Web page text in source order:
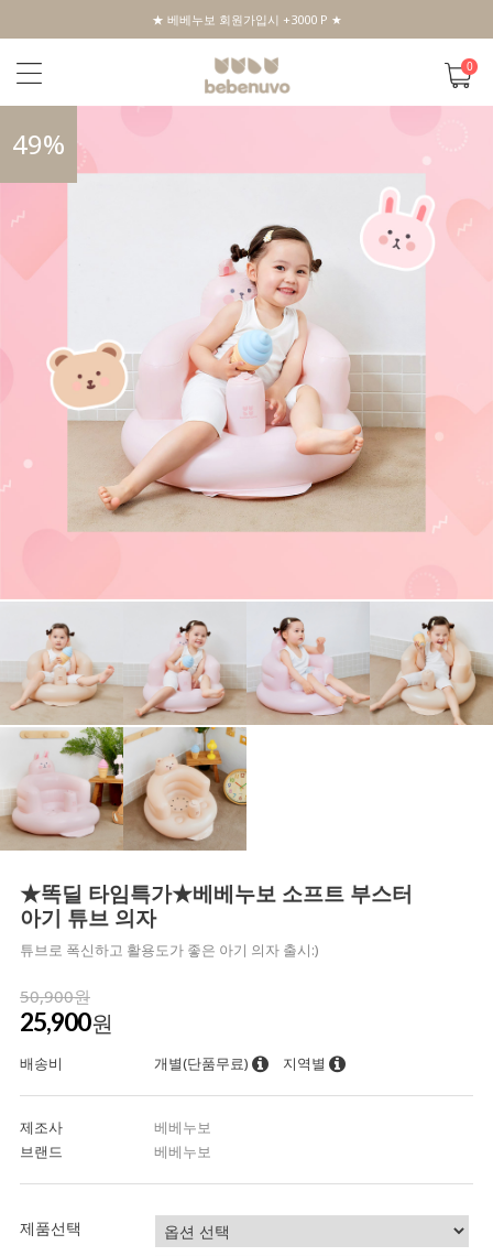
★ 베베누보 회원가입시 +3000 P ★
0
49%
★똑딜 타임특가★베베누보 소프트 부스터
아기 튜브 의자
튜브로 폭신하고 활용도가 좋은 아기 의자 출시:)
50,900원
25,900원
배송비 개별(단품무료) 지역별
제조사
베베누보
브랜드
베베누보
제품선택